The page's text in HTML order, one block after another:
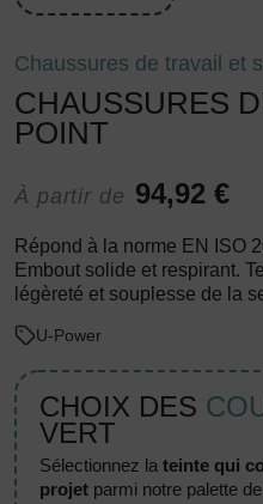
Chaussures de travail et
CHAUSSURES
POINT
À partir de 94,92 €
Répond à la norme EN ISO
Embout solide et respirant.
légèreté et souplesse de la
U-Power
CHOIX DES
VERT
sélectionnez lateinte qui
projet parmi notre palette